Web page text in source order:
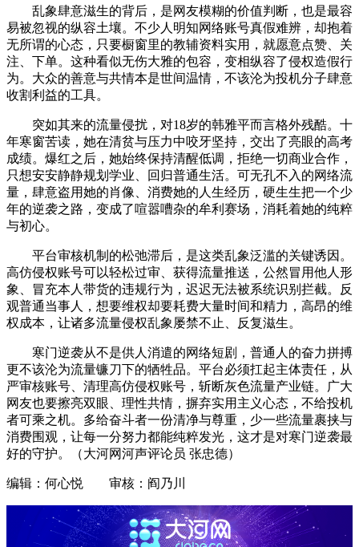
乱象肆意滋生的背后，是网友模糊的价值判断，也是最容
易被忽视的纵容土壤。不少人明知网络账号真假难辨，却抱着
无所谓的心态，只要橱窗里的教辅资料实用，就愿意点赞、关
注、下单。这种看似无伤大雅的包容，变相纵容了侵权造假行
为。大众的善意与共情本是世间温情，不该沦为投机分子肆意
收割利益的工具。
突如其来的流量侵扰，对18岁的韩雅平而言格外残酷。十
年寒窗苦读，她在清贫与压力中咬牙坚持，交出了亮眼的高考
成绩。爆红之后，她始终保持清醒低调，拒绝一切商业合作，
只想安安静静规划学业、回归普通生活。可无孔不入的网络流
量，肆意盗用她的肖像、消费她的人生经历，硬生生把一个少
年的逆袭之路，变成了喧嚣嘈杂的牟利赛场，消耗着她的纯粹
与初心。
平台审核机制的松弛滞后，是这类乱象泛滥的关键诱因。
高仿侵权账号可以轻松过审、获得流量推送，公然冒用他人形
象、冒充本人带货的违规行为，迟迟无法被系统识别拦截。反
观普通当事人，想要维权却要耗费大量时间和精力，高昂的维
权成本，让诸多流量侵权乱象屡禁不止、反复滋生。
寒门逆袭从不是供人消遣的网络短剧，普通人的奋力拼搏
更不该沦为流量镰刀下的牺牲品。平台必须扛起主体责任，从
严审核账号、清理高仿侵权账号，斩断灰色流量产业链。广大
网友也要擦亮双眼、理性共情，摒弃实用主义心态，不给投机
者可乘之机。多给奋斗者一份清净与尊重，少一些流量裹挟与
消费围观，让每一分努力都能纯粹发光，这才是对寒门逆袭最
好的守护。（大河网河声评论员 张忠德）
编辑：何心悦 审核：阎乃川